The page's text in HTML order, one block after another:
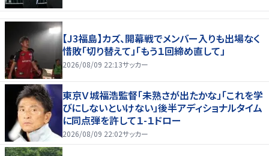
【J3福島】カズ、開幕戦でメンバー入りも出場なく
惜敗「切り替えて」「もう１回締め直して」
2026/08/09 22:13サッカー
東京Ｖ城福浩監督「未熟さが出たかな」「これを学
びにしないといけない」後半アディショナルタイム
に同点弾を許して１-１ドロー
2026/08/09 22:02サッカー